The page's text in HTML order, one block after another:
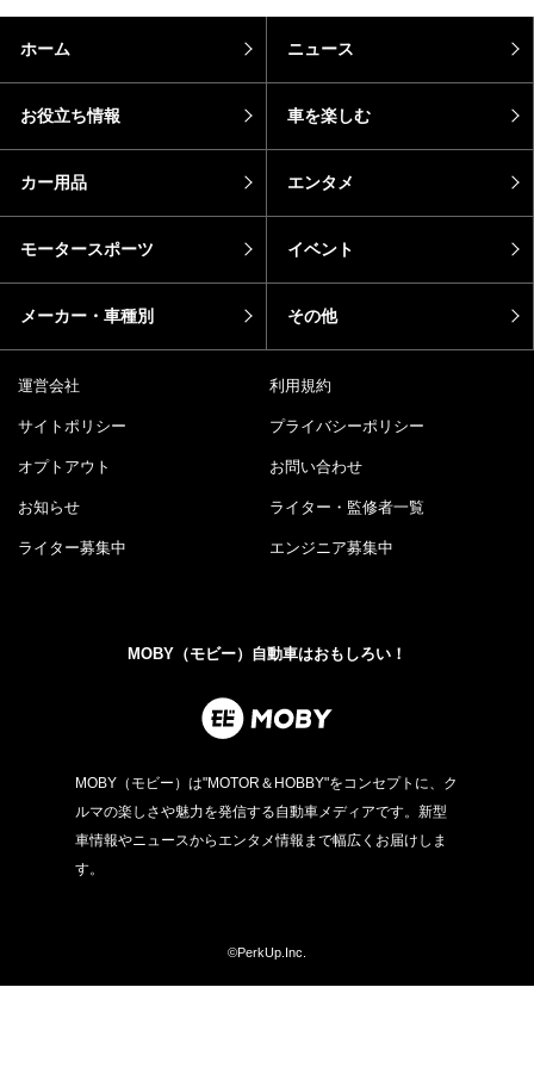
ホーム ニュース
お役立ち情報 車を楽しむ
カー用品 エンタメ
モータースポーツ イベント
メーカー・車種別 その他
運営会社 利用規約
サイトポリシー プライバシーポリシー
オプトアウト お問い合わせ
お知らせ ライター・監修者一覧
ライター募集中 エンジニア募集中
MOBY（モビー）自動車はおもしろい！
MOBY（モビー）は"MOTOR＆HOBBY"をコンセプトに、ク
ルマの楽しさや魅力を発信する自動車メディアです。新型
車情報やニュースからエンタメ情報まで幅広くお届けしま
す。
©PerkUp.Inc.